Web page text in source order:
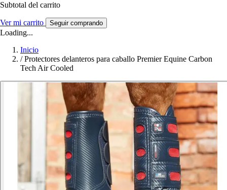
Subtotal del carrito
Ver mi carrito Seguir comprando
Loading...
Inicio
/ Protectores delanteros para caballo Premier Equine Carbon
Tech Air Cooled